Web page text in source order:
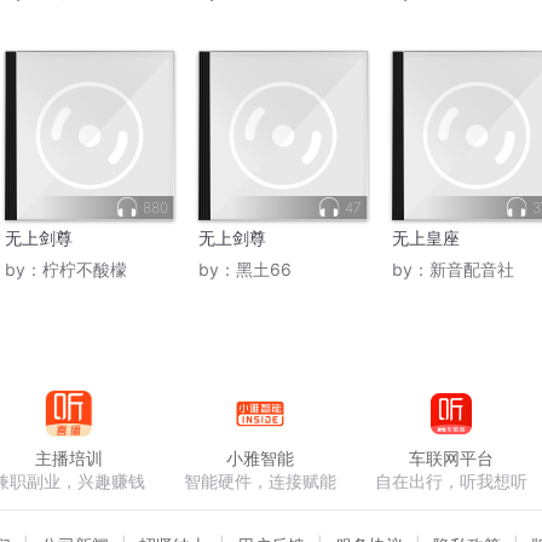
880
无上剑尊
by： 柠柠不酸檬
47
无上剑尊
by： 黑土66
无上皇座
by： 新音配音社
主播培训
职副业，兴趣赚钱
小雅智能
智能硬件，连接赋能
车联网平台
自在出行，听我想听